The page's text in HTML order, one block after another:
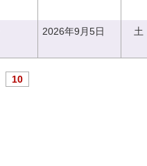
2026年9月5日 土
10